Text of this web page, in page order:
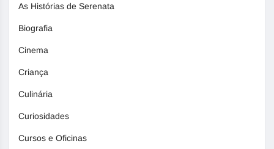
As Histórias de Serenata
Biografia
Cinema
Criança
Culinária
Curiosidades
Cursos e Oficinas